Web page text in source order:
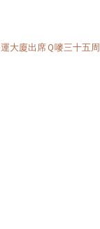
大廈出席Ｑ嘜三十五